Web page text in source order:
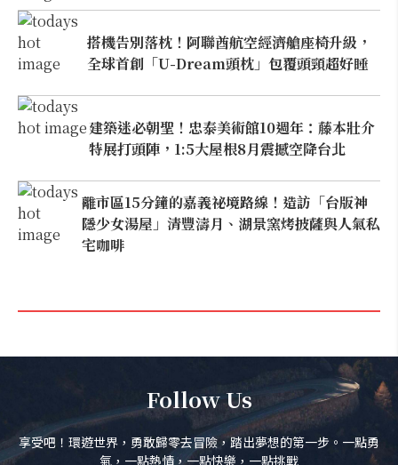
搭機告別落枕！阿聯酋航空經濟艙座椅升級，
全球首創「U-Dream頭枕」包覆頭頸超好睡
建築迷必朝聖！忠泰美術館10週年：藤本壯介
特展打頭陣，1:5大屋根8月震撼空降台北
離市區15分鐘的嘉義祕境路線！造訪「台版神
隱少女湯屋」清豐濤月、湖景窯烤披薩與人氣私
宅咖啡
Follow Us
享受吧！環遊世界，勇敢歸零去冒險，踏出夢想的第一步。一點勇
氣，一點熱情，一點快樂，一點挑戰